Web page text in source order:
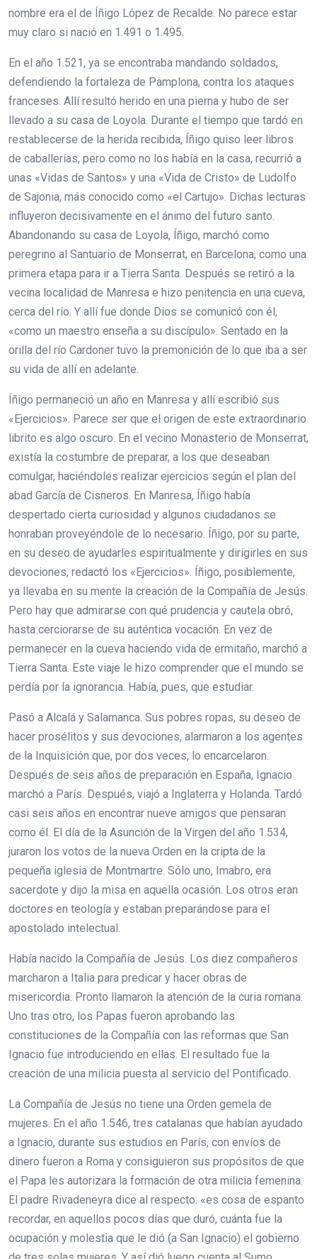
nombre era el de Íñigo López de Recalde. No parece estar
muy claro si nació en 1.491 o 1.495.
En el año 1.521, ya se encontraba mandando soldados,
defendiendo la fortaleza de Pamplona, contra los ataques
franceses. Allí resultó herido en una pierna y hubo de ser
llevado a su casa de Loyola. Durante el tiempo que tardó en
restablecerse de la herida recibida, Íñigo quiso leer libros
de caballerías, pero como no los había en la casa, recurrió a
unas «Vidas de Santos» y una «Vida de Cristo» de Ludolfo
de Sajonia, más conocido como «el Cartujo». Dichas lecturas
influyeron decisivamente en el ánimo del futuro santo.
Abandonando su casa de Loyola, Íñigo, marchó como
peregrino al Santuario de Monserrat, en Barcelona, como una
primera etapa para ir a Tierra Santa. Después se retiró a la
vecina localidad de Manresa e hizo penitencia en una cueva,
cerca del río. Y allí fue donde Dios se comunicó con él,
«como un maestro enseña a su discípulo». Sentado en la
orilla del río Cardoner tuvo la premonición de lo que iba a ser
su vida de allí en adelante.
Íñigo permaneció un año en Manresa y allí escribió sus
«Ejercicios». Parece ser que el origen de este extraordinario
librito es algo oscuro. En el vecino Monasterio de Monserrat,
existía la costumbre de preparar, a los que deseaban
comulgar, haciéndoles realizar ejercicios según el plan del
abad García de Cisneros. En Manresa, Íñigo había
despertado cierta curiosidad y algunos ciudadanos se
honraban proveyéndole de lo necesario. Íñigo, por su parte,
en su deseo de ayudarles espiritualmente y dirigirles en sus
devociones, redactó los «Ejercicios». Íñigo, posiblemente,
ya llevaba en su mente la creación de la Compañía de Jesús.
Pero hay que admirarse con qué prudencia y cautela obró,
hasta cerciorarse de su auténtica vocación. En vez de
permanecer en la cueva haciendo vida de ermitaño, marchó a
Tierra Santa. Este viaje le hizo comprender que el mundo se
perdía por la ignorancia. Había, pues, que estudiar.
Pasó a Alcalá y Salamanca. Sus pobres ropas, su deseo de
hacer prosélitos y sus devociones, alarmaron a los agentes
de la Inquisición que, por dos veces, lo encarcelaron.
Después de seis años de preparación en España, Ignacio
marchó a París. Después, viajó a Inglaterra y Holanda. Tardó
casi seis años en encontrar nueve amigos que pensaran
como él. El día de la Asunción de la Virgen del año 1.534,
juraron los votos de la nueva Orden en la cripta de la
pequeña iglesia de Montmartre. Sólo uno, Imabro, era
sacerdote y dijo la misa en aquella ocasión. Los otros eran
doctores en teología y estaban preparándose para el
apostolado intelectual.
Había nacido la Compañía de Jesús. Los diez compañeros
marcharon a Italia para predicar y hacer obras de
misericordia. Pronto llamaron la atención de la curia romana.
Uno tras otro, los Papas fueron aprobando las
constituciones de la Compañía con las reformas que San
Ignacio fue introduciendo en ellas. El resultado fue la
creación de una milicia puesta al servicio del Pontificado.
La Compañía de Jesús no tiene una Orden gemela de
mujeres. En el año 1.546, tres catalanas que habían ayudado
a Ignacio, durante sus estudios en París, con envíos de
dinero fueron a Roma y consiguieron sus propósitos de que
el Papa les autorizara la formación de otra milicia femenina.
El padre Rivadeneyra dice al respecto: «es cosa de espanto
recordar, en aquellos pocos días que duró, cuánta fue la
ocupación y molestia que le dió (a San Ignacio) el gobierno